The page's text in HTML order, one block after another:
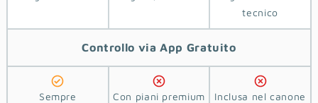
tecnico
Controllo via App Gratuito
Sempre
Con piani premium Inclusa nel canone